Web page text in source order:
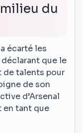
du
écarté les
que le
de talents pour
de son
d’Arsenal
en tant que